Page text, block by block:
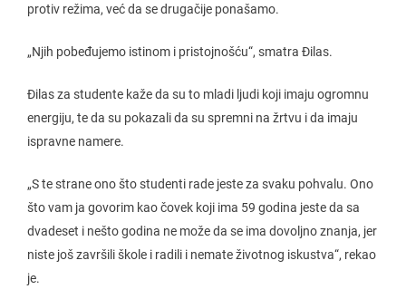
protiv režima, već da se drugačije ponašamo.
„Njih pobeđujemo istinom i pristojnošću“, smatra Đilas.
Đilas za studente kaže da su to mladi ljudi koji imaju ogromnu
energiju, te da su pokazali da su spremni na žrtvu i da imaju
ispravne namere.
„S te strane ono što studenti rade jeste za svaku pohvalu. Ono
što vam ja govorim kao čovek koji ima 59 godina jeste da sa
dvadeset i nešto godina ne može da se ima dovoljno znanja, jer
niste još završili škole i radili i nemate životnog iskustva“, rekao
je.